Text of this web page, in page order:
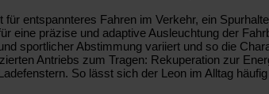
entspannteres Fahren im Verkehr, ein
eine präzise und adaptive Ausleuchtung der
sportlicher Abstimmung variiert und so die
Antriebs zum Tragen: Rekuperation zur
So lässt sich der Leon im Alltag